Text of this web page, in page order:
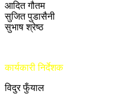
आदित गौतम
सुजित पुडासैनी
सुभाष श्रेष्ठ
कार्यकारी निर्देशक
विदुर फुँयाल